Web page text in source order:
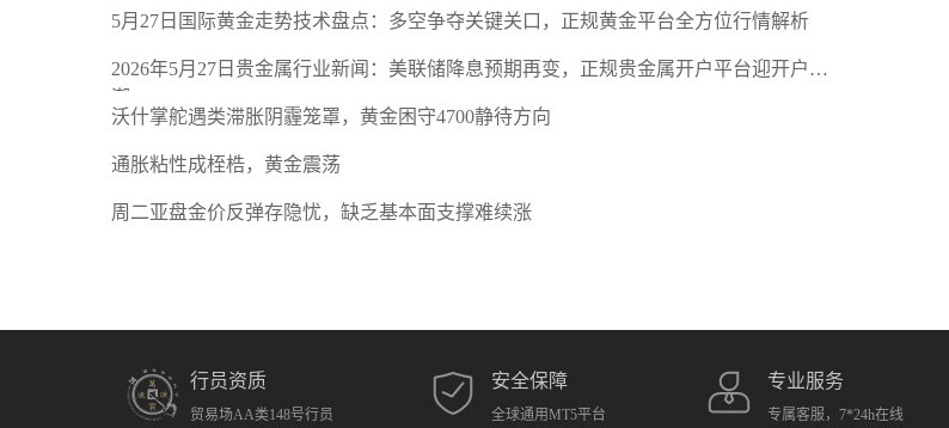
5月27日国际黄金走势技术盘点：多空争夺关键关口，正规黄金平台全方位行情解析
2026年5月27日贵金属行业新闻：美联储降息预期再变，正规贵金属开户平台迎开户热
潮
沃什掌舵遇类滞胀阴霾笼罩，黄金困守4700静待方向
通胀粘性成桎梏，黄金震荡
周二亚盘金价反弹存隐忧，缺乏基本面支撑难续涨
行员资质
贸易场AA类148号行员
安全保障
全球通用MT5平台
专业服务
专属客服，7*24h在线